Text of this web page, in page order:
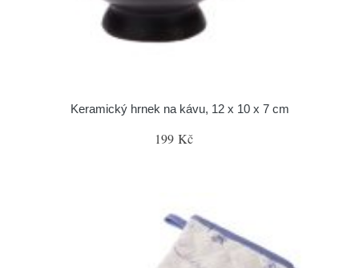
Keramický hrnek na kávu, 12 x 10 x 7 cm
199 Kč